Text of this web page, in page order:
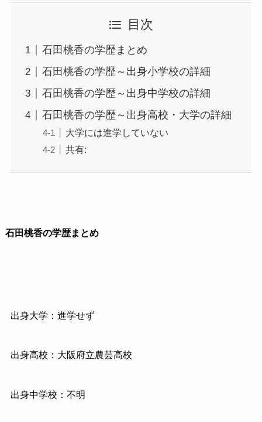
目次
石田桃香の学歴まとめ
石田桃香の学歴～出身小学校の詳細
石田桃香の学歴～出身中学校の詳細
石田桃香の学歴～出身高校・大学の詳細
大学には進学していない
共有:
石田桃香の学歴まとめ
出身大学：進学せず
出身高校：大阪府立農芸高校
出身中学校：不明